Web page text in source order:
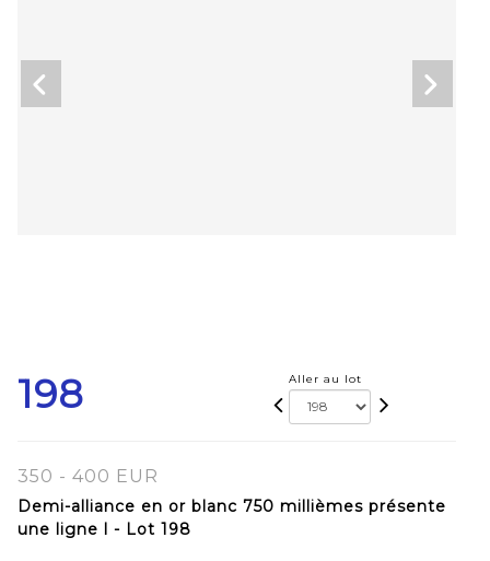
198 Aller au lot
350 - 400 EUR
Demi-alliance en or blanc 750 millièmes présente
une ligne l - Lot 198